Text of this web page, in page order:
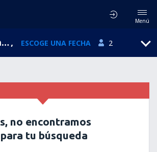
Menú
Yaiza, Islas Canarias, España, ESCOGE UNA FECHA 2
no encontramos
tu búsqueda